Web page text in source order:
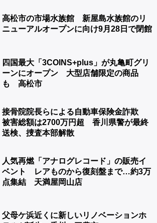
高松市の市場水族館 新屋島水族館のリ
ニューアルオープンに向け9月28日で閉館
四国最大「3COINS+plus」が丸亀町グリ
ーンにオープン 大型店舗限定の商品
も 高松市
接骨院院長らによる自動車保険金詐欺
被害総額は2700万円超 香川県警が最終
送検、捜査本部解散
人気再燃「アナログレコード」の販売イ
ベント レアものから復刻盤まで…約3万
点集結 天満屋岡山店
父母ケ浜近くに新しいリノベーションホ